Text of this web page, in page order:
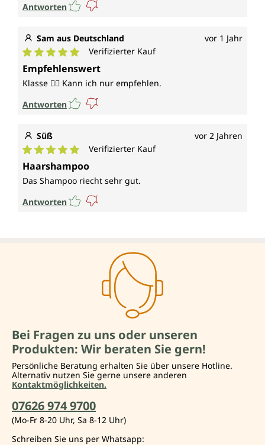
Antworten
Sam aus Deutschland vor 1 Jahr
Durchschnittliche Bewertung von 5 von 5 Sternen
Verifizierter Kauf
Empfehlenswert
Klasse 👍🏽 Kann ich nur empfehlen.
Antworten
Süß vor 2 Jahren
Durchschnittliche Bewertung von 5 von 5 Sternen
Verifizierter Kauf
Haarshampoo
Das Shampoo riecht sehr gut.
Antworten
Bei Fragen zu uns oder unseren
Produkten: Wir beraten Sie gern!
Persönliche Beratung erhalten Sie über unsere Hotline.
Alternativ nutzen Sie gerne unsere anderen
Kontaktmöglichkeiten.
07626 974 9700
(Mo-Fr 8-20 Uhr, Sa 8-12 Uhr)
Schreiben Sie uns per Whatsapp: